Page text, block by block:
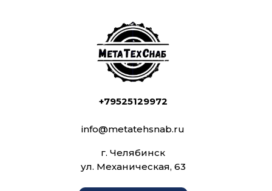
+79525129972
info@metatehsnab.ru
г. Челябинск
ул. Механическая, 63